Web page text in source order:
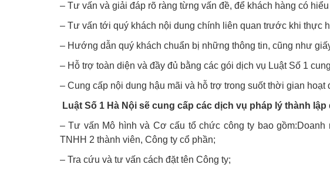
– Tư vấn và giải đáp rõ ràng từng vấn đề, để khách hàng có
– Tư vấn tới quý khách nội dung chính liên quan trước khi thực
– Hướng dẫn quý khách chuẩn bị những thông tin, cũng như
– Hỗ trợ toàn diện và đầy đủ bằng các gói dịch vụ Luật Số 1
– Cung cấp nội dung hậu mãi và hỗ trợ trong suốt thời gian hoạt
Luật Số 1 Hà Nội sẽ cung cấp các dịch vụ pháp lý thành
– Tư vấn Mô hình và Cơ cấu tổ chức công ty bao
TNHH 2 thành viên, Công ty cổ phần;
– Tra cứu và tư vấn cách đặt tên Công ty;